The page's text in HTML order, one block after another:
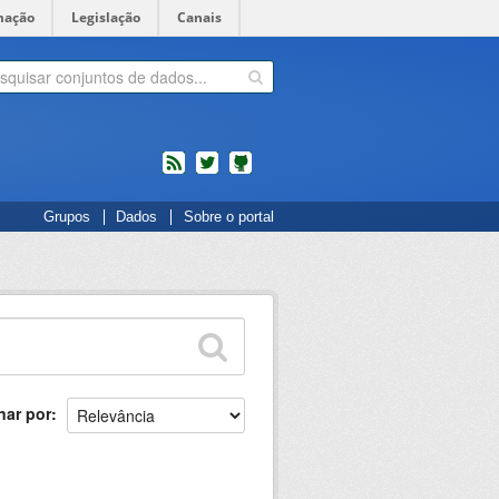
Legislação Canais
feed twitterCódigos
fonte
do
dados.gov.br
Grupos Dados Sobre o portal
por